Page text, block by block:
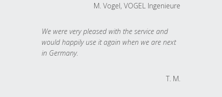
M. Vogel, VOGEL Ingenieure
We were very pleased with the service and
would happily use it again when we are next
in Germany.
T. M.